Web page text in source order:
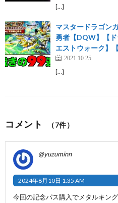
[…]
マスタードラゴン
勇者【DQW】【
エストウォーク】
2021.10.25
[…]
コメント （7件）
@yuzuminn
2024年8月10日 1:35 AM
今回の記念パス購入でメタルキン